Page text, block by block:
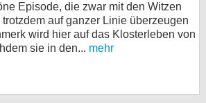
Episode, die zwar mit den Witzen
auf ganzer Linie überzeugen
wird hier auf das Klosterleben von
sie in den... mehr